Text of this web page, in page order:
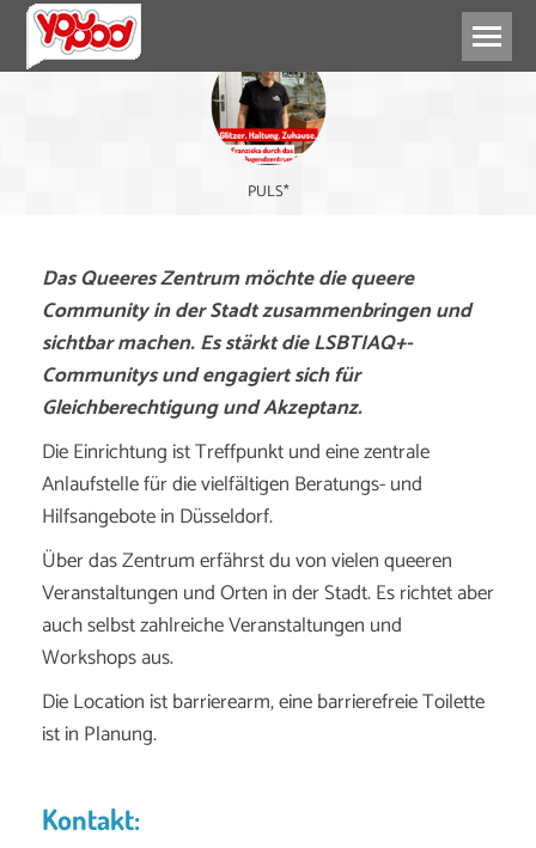
PULS*
Das Queeres Zentrum möchte die queere
Community in der Stadt zusammenbringen und
sichtbar machen. Es stärkt die LSBTIAQ+-
Communitys und engagiert sich für
Gleichberechtigung und Akzeptanz.
Die Einrichtung ist Treffpunkt und eine zentrale
Anlaufstelle für die vielfältigen Beratungs- und
Hilfsangebote in Düsseldorf.
Über das Zentrum erfährst du von vielen queeren
Veranstaltungen und Orten in der Stadt. Es richtet aber
auch selbst zahlreiche Veranstaltungen und
Workshops aus.
Die Location ist barrierearm, eine barrierefreie Toilette
ist in Planung.
Kontakt: